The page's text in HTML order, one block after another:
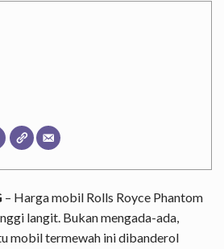
– Harga mobil Rolls Royce Phantom
langit. Bukan mengada-ada,
mobil termewah ini dibanderol